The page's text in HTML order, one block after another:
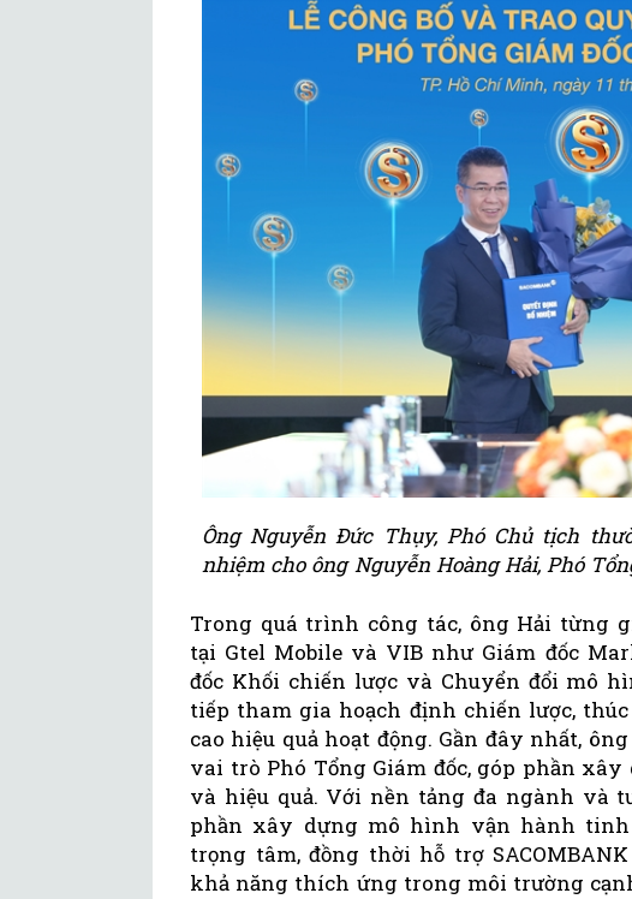
Ông Nguyễn Đức Thụy, Phó Chủ tịch
nhiệm cho ông Nguyễn Hoàng Hải, Phó
Trong quá trình công tác, ông Hải từng
tại Gtel Mobile và VIB như Giám đốc
đốc Khối chiến lược và Chuyển đổi mô
tiếp tham gia hoạch định chiến lược,
cao hiệu quả hoạt động. Gần đây nhất,
vai trò Phó Tổng Giám đốc, góp phần
và hiệu quả. Với nền tảng đa ngành và
phần xây dựng mô hình vận hành
trọng tâm, đồng thời hỗ trợ
khả năng thích ứng trong môi trường